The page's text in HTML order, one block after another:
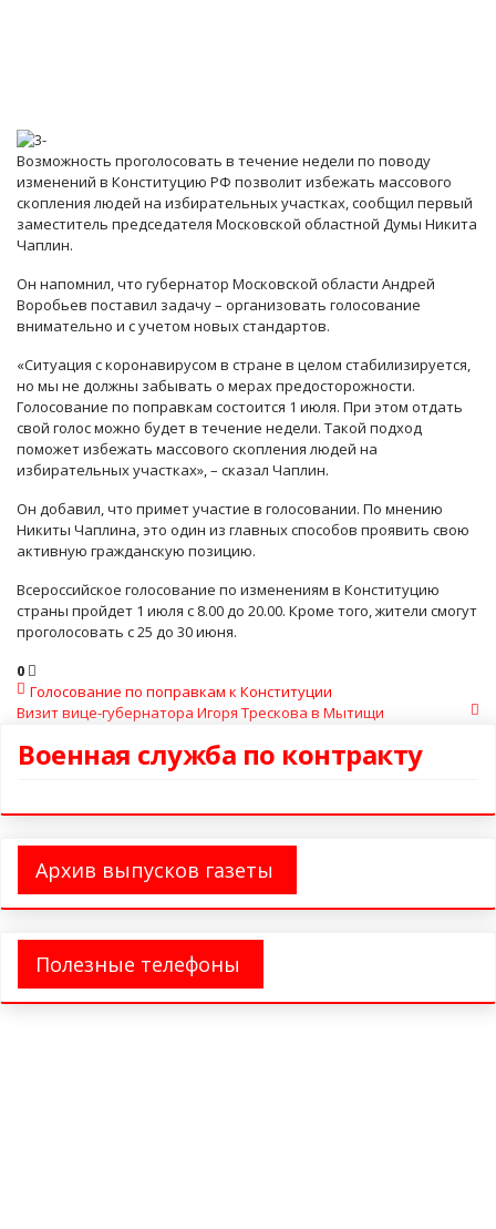
Возможность проголосовать в течение недели по поводу
изменений в Конституцию РФ позволит избежать массового
скопления людей на избирательных участках, сообщил первый
заместитель председателя Московской областной Думы Никита
Чаплин.
Он напомнил, что губернатор Московской области Андрей
Воробьев поставил задачу – организовать голосование
внимательно и с учетом новых стандартов.
«Ситуация с коронавирусом в стране в целом стабилизируется,
но мы не должны забывать о мерах предосторожности.
Голосование по поправкам состоится 1 июля. При этом отдать
свой голос можно будет в течение недели. Такой подход
поможет избежать массового скопления людей на
избирательных участках», – сказал Чаплин.
Он добавил, что примет участие в голосовании. По мнению
Никиты Чаплина, это один из главных способов проявить свою
активную гражданскую позицию.
Всероссийское голосование по изменениям в Конституцию
страны пройдет 1 июля с 8.00 до 20.00. Кроме того, жители смогут
проголосовать с 25 до 30 июня.
0
Голосование по поправкам к Конституции
Визит вице-губернатора Игоря Трескова в Мытищи
Военная служба по контракту
Архив выпусков газеты
Полезные телефоны